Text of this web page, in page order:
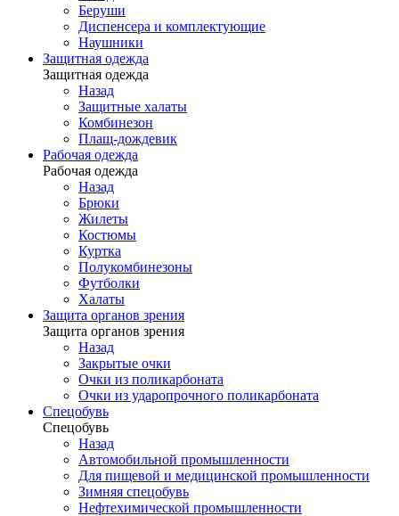
Беруши
Диспенсера и комплектующие
Наушники
Защитная одежда
Защитная одежда
Назад
Защитные халаты
Комбинезон
Плащ-дождевик
Рабочая одежда
Рабочая одежда
Назад
Брюки
Жилеты
Костюмы
Куртка
Полукомбинезоны
Футболки
Халаты
Защита органов зрения
Защита органов зрения
Назад
Закрытые очки
Очки из поликарбоната
Очки из ударопрочного поликарбоната
Спецобувь
Спецобувь
Назад
Автомобильной промышленности
Для пищевой и медицинской промышленности
Зимняя спецобувь
Нефтехимической промышленности